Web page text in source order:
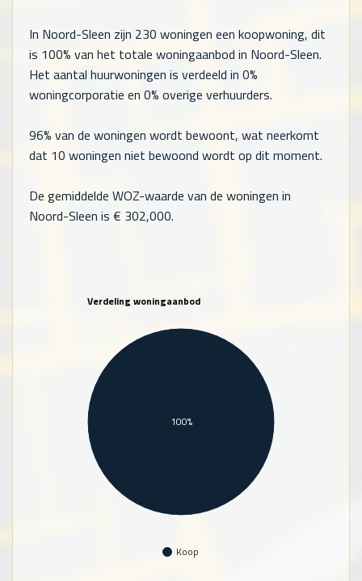
In Noord-Sleen zijn 230 woningen een koopwoning, dit
is 100% van het totale woningaanbod in Noord-Sleen.
Het aantal huurwoningen is verdeeld in 0%
woningcorporatie en 0% overige verhuurders.
96% van de woningen wordt bewoont, wat neerkomt
dat 10 woningen niet bewoond wordt op dit moment.
De gemiddelde WOZ-waarde van de woningen in
Noord-Sleen is € 302,000.
Verdeling woningaanbod
Koop
100%